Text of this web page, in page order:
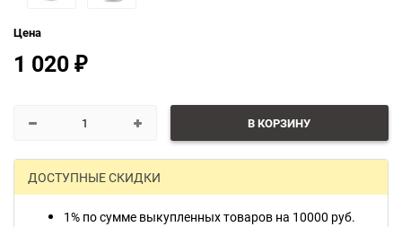
Цена
1 020 ₽
В КОРЗИНУ
ДОСТУПНЫЕ СКИДКИ
1% по сумме выкупленных товаров на 10000 руб.